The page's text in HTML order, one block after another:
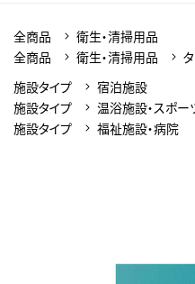
全商品
衛生・清掃用品
全商品
衛生・清掃用品
施設タイプ
宿泊施設
施設タイプ
温浴施設・スポー
施設タイプ
福祉施設・病院